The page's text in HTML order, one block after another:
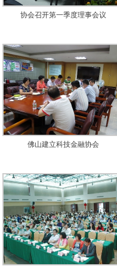
协会召开第一季度理事会议
佛山建立科技金融协会